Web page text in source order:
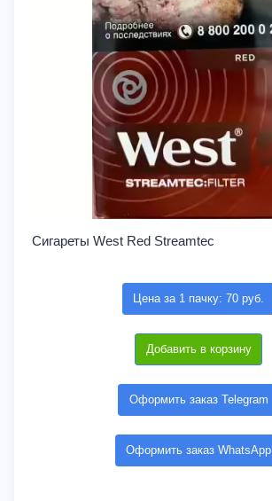
Сигареты West Red Streamtec
Цена за 1 пачку: 70 руб.
Добавить в корзину
Оформить заказ Telegram
Оформить заказ WhatsApp